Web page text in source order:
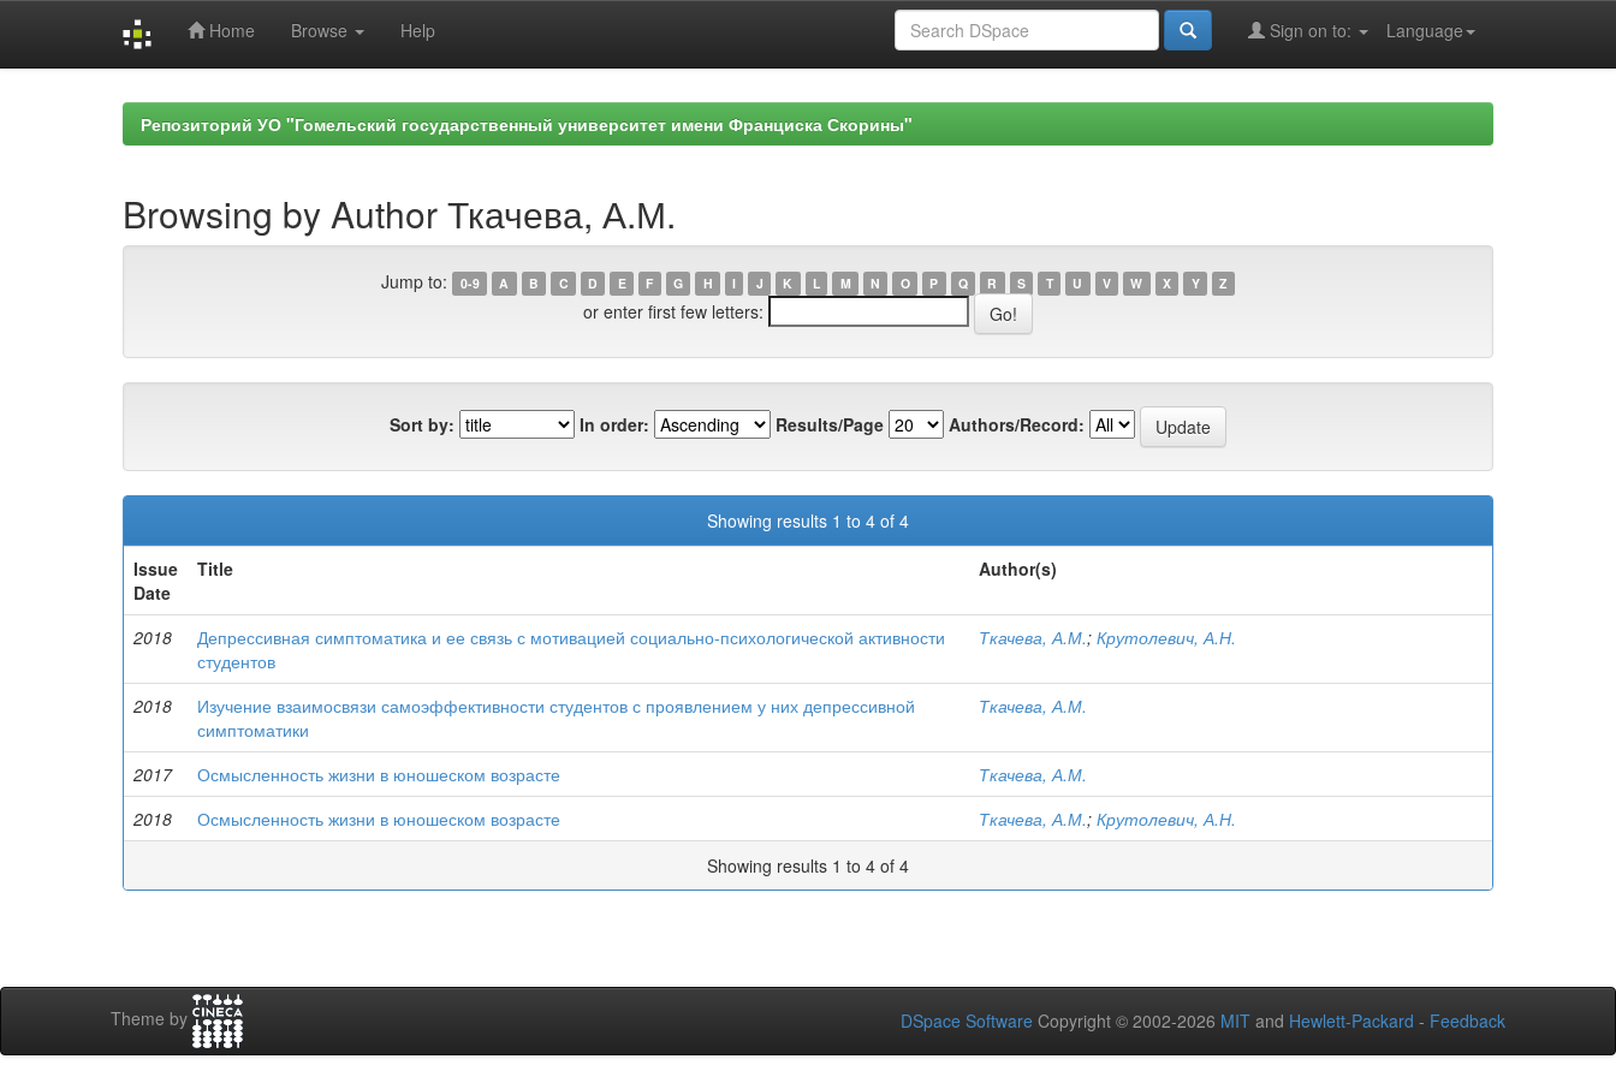
Home Browse Help Language
Sign on to:
Репозиторий УО "Гомельский государственный университет имени Франциска Скорины"
Browsing by Author Ткачева, А.М.
Jump to: 0-9 A B C D E F G H I J K L M N O P Q R S T U V W X Y Z
or enter first few letters:
Sort by: In order: Results/Page Authors/Record:
Showing results 1 to 4 of 4
Issue
Date
Title Author(s)
2018
Депрессивная симптоматика и ее связь с мотивацией социально-психологической активности
студентов
Ткачева, А.М.; Крутолевич, А.Н.
2018
Изучение взаимосвязи самоэффективности студентов с проявлением у них депрессивной
симптоматики
Ткачева, А.М.
2017 Осмысленность жизни в юношеском возрасте
Ткачева, А.М.
2018
Осмысленность жизни в юношеском возрасте Ткачева, А.М.; Крутолевич, А.Н.
Showing results 1 to 4 of 4
Theme by DSpace Software Copyright © 2002-2026 MIT and Hewlett-Packard - Feedback